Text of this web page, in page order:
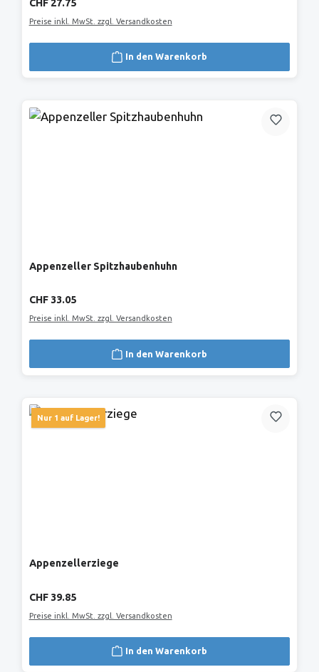
CHF 27.75
Preise inkl. MwSt. zzgl. Versandkosten
In den Warenkorb
Appenzeller Spitzhaubenhuhn
Regulärer Preis:
CHF 33.05
Preise inkl. MwSt. zzgl. Versandkosten
In den Warenkorb
Nur 1 auf Lager!
Appenzellerziege
Regulärer Preis:
CHF 39.85
Preise inkl. MwSt. zzgl. Versandkosten
In den Warenkorb